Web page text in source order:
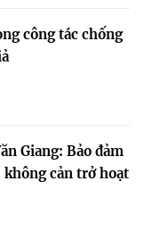
công tác chống
Giang: Bảo đảm
cản trở hoạt